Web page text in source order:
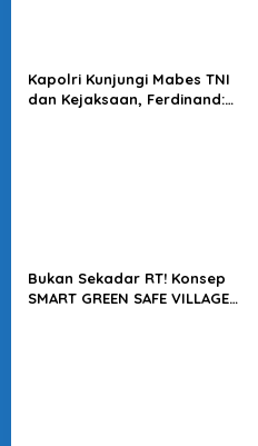
Kapolri Kunjungi Mabes TNI
dan Kejaksaan, Ferdinand:
Bukan Sekadar RT! Konsep
SMART GREEN SAFE VILLAGE